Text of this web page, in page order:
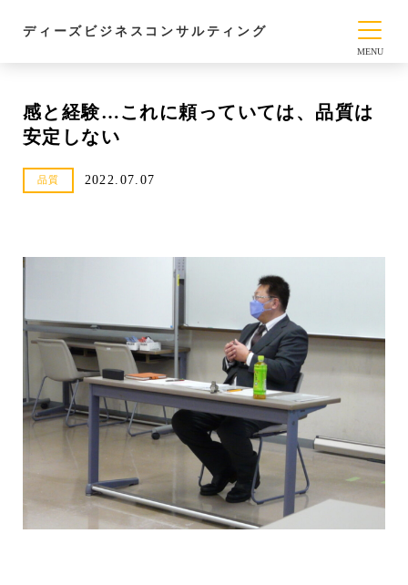
ディーズビジネスコンサルティング
感と経験…これに頼っていては、品質は
安定しない
品質 2022.07.07